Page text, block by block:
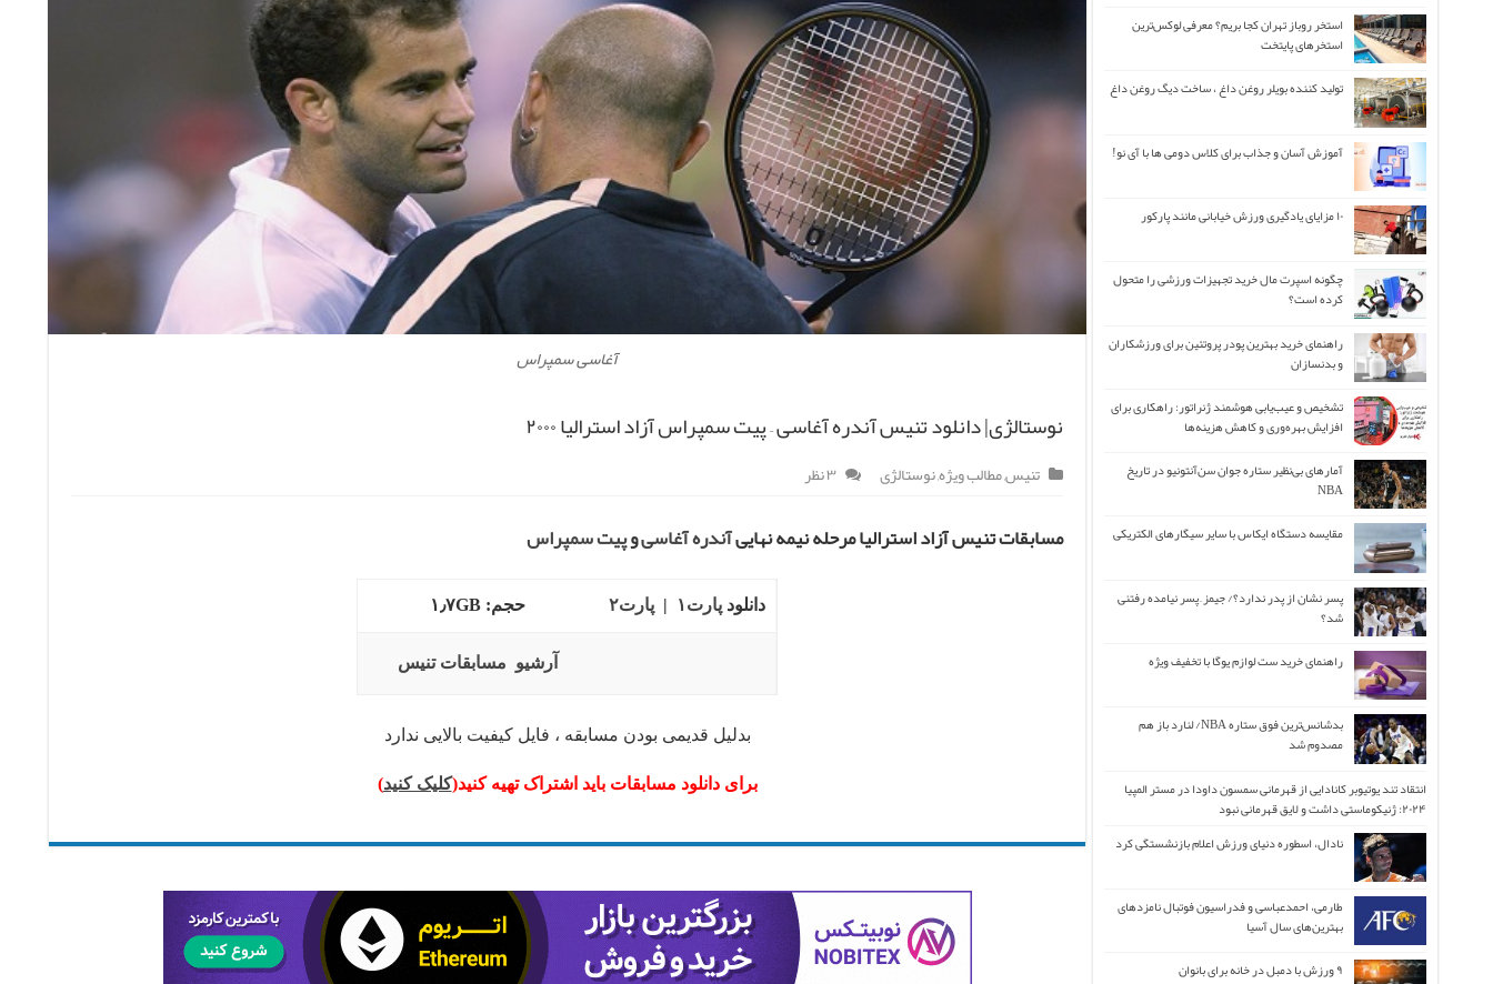
آغاسی سمپراس
نوستالژی| دانلود تنیس آندره آغاسی – پیت سمپراس آزاد استرالیا ۲۰۰۰
تنیس,مطالب ویژه,نوستالژی ۳ نظر
مسابقات تنیس آزاد استرالیا مرحله نیمه نهاییآندره آغاسیوپیت سمپراس
دانلودپارت۱ |پارت۲ حجم: ۱٫۷GB
آرشیو مسابقات تنیس
بدلیل قدیمی بودن مسابقه ، فایل کیفیت بالایی ندارد
برای دانلود مسابقات باید اشتراک تهیه کنید(کلیک کنید)
استخر روباز تهران کجا بریم؟ معرفی لوکس‌ترین
استخرهای پایتخت
تولید کننده بویلر روغن داغ ، ساخت دیگ روغن داغ
آموزش آسان و جذاب برای کلاس دومی ها با آی نو!
۱۰ مزایای یادگیری ورزش خیابانی مانند پارکور
چگونه اسپرت مال خرید تجهیزات ورزشی را متحول
کرده است؟
راهنمای خرید بهترین پودر پروتئین برای ورزشکاران
و بدنسازان
تشخیص و عیب‌یابی هوشمند ژنراتور: راهکاری برای
افزایش بهره‌وری و کاهش هزینه‌ها
آمارهای بی‌نظیر ستاره جوان سن‌آنتونیو در تاریخ
NBA
مقایسه دستگاه ایکاس با سایر سیگارهای الکتریکی
پسر نشان از پدر ندارد؟/ جیمز ِ پسر نیامده رفتنی
شد؟
راهنمای خرید ست لوازم یوگا با تخفیف ویژه
بدشانس‌ترین فوق ستاره NBA/ لنارد باز هم
مصدوم شد
انتقاد تند یوتیوبر کانادایی از قهرمانی سمسون داودا در مستر المپیا
۲۰۲۴: ژنیکوماستی داشت و لایق قهرمانی نبود
نادال، اسطوره دنیای ورزش اعلام بازنشستگی کرد
طارمی، احمدعباسی و فدراسیون فوتبال نامزدهای
بهترین‌های سال آسیا
۹ ورزش با دمبل در خانه برای بانوان